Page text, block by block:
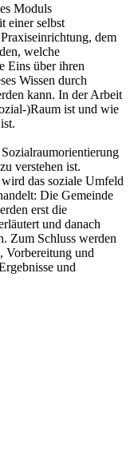
Moduls
einer selbst
dem
welche
Eins über ihren
Wissen durch
kann. In der Arbeit
)Raum ist und wie
verstehen ist.
das soziale Umfeld
Die Gemeinde
erst die
und danach
Zum Schluss werden
Vorbereitung und
und